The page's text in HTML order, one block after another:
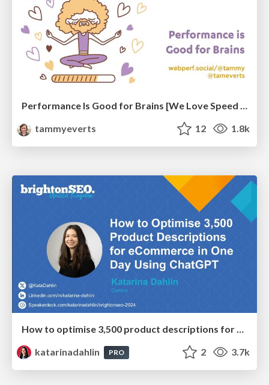
tammyeverts
12 1.8k
How to optimise 3,500 product descriptions for ecommerce in one day using ChatGPT
katarinadahlin
PRO 2 3.7k